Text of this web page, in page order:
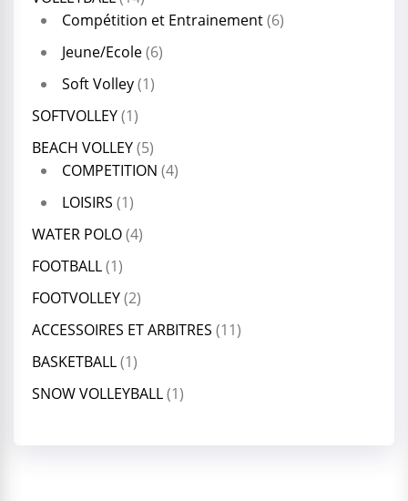
Compétition et Entrainement(6)
Jeune/Ecole(6)
Soft Volley(1)
SOFTVOLLEY(1)
BEACH VOLLEY(5)
COMPETITION (4)
LOISIRS (1)
WATER POLO(4)
FOOTBALL(1)
FOOTVOLLEY(2)
ACCESSOIRES ET ARBITRES (11)
BASKETBALL(1)
SNOW VOLLEYBALL(1)